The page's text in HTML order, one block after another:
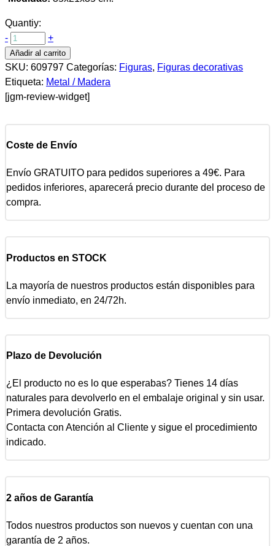
Quantiy:
-
+
Añadir al carrito
SKU: 609797 Categorías: Figuras, Figuras decorativas
Etiqueta: Metal / Madera
[jgm-review-widget]
Coste de Envío
Envío GRATUITO para pedidos superiores a 49€. Para
pedidos inferiores, aparecerá precio durante del proceso de
compra.
Productos en STOCK
La mayoría de nuestros productos están disponibles para
envío inmediato, en 24/72h.
Plazo de Devolución
¿El producto no es lo que esperabas? Tienes 14 días
naturales para devolverlo en el embalaje original y sin usar.
Primera devolución Gratis.
Contacta con Atención al Cliente y sigue el procedimiento
indicado.
2 años de Garantía
Todos nuestros productos son nuevos y cuentan con una
garantía de 2 años.